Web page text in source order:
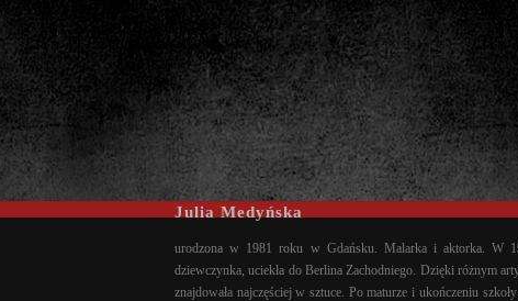
Julia Medyńska
urodzona w 1981 roku w Gdańsku. Malarka i aktorka. W
dziewczynka, uciekła do Berlina Zachodniego. Dzięki różnym
znajdowała najczęściej w sztuce. Po maturze i ukończeniu